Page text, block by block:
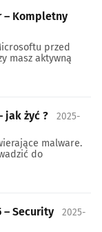
– Kompletny
przed
masz aktywną
jak żyć ?
2025-
malware.
do
– Security
2025-